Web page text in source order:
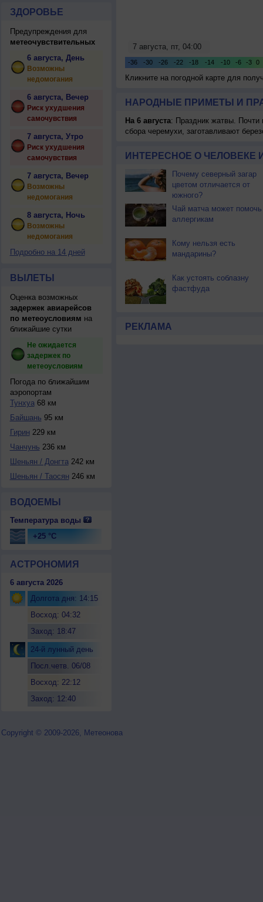
ЗДОРОВЬЕ
Предупреждения для
метеочувствительных
6 августа, День
Возможны
недомогания
6 августа, Вечер
Риск ухудшения
самочувствия
7 августа, Утро
Риск ухудшения
самочувствия
7 августа, Вечер
Возможны
недомогания
8 августа, Ночь
Возможны
недомогания
Подробно на 14 дней
ВЫЛЕТЫ
Оценка возможных
задержек авиарейсов
по метеоусловиям на
ближайшие сутки
Не ожидается
задержек по
метеоусловиям
Погода по ближайшим
аэропортам
Тунхуа68 км
Байшань 95 км
Гирин 229 км
Чанчунь 236 км
Шеньян / Донгта242 км
Шеньян / Таосян 246 км
ВОДОЕМЫ
Температура воды
+25 °C
АСТРОНОМИЯ
6 августа 2026
Долгота дня: 14:15
Восход: 04:32
Заход: 18:47
24-й лунный день
Посл.четв. 06/08
Восход: 22:12
Заход: 12:40
Кликните на погодной карте для
НАРОДНЫЕ ПРИМЕТЫ И
На 6 августа: Праздник жатвы. Почти
сбора черемухи, заготавливают
ИНТЕРЕСНОЕ О ЧЕЛОВЕКЕ
Почему северный загар
цветом отличается от
южного?
Чай матча может помочь
аллергикам
Кому нельзя есть
мандарины?
Как устоять соблазну
фастфуда
РЕКЛАМА
Copyright © 2009-2026, Метеонова